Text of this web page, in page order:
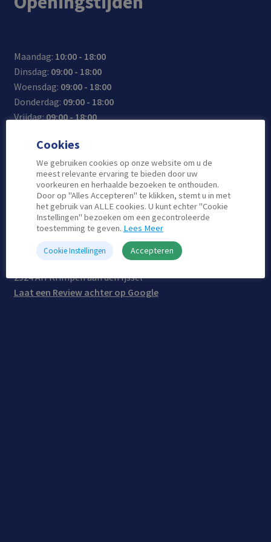
Maandag: 10:00 - 18:00
Dinsdag: 09:00 - 18:00
Woensdag: 09:00 - 18:00
Donderdag: 09:00 - 18:00
Vrijdag:09:00 - 18:00
Zondag:Gesloten
Contact
Telefoon: 0180-515-555
Email: info@atlascomputers.nl
2924 AH Krimpen aan den Ijssel
Laat een Review achter op Google
Cookies
We gebruiken cookies op onze website om u de
meest relevante ervaring te bieden door uw
voorkeuren en herhaalde bezoeken te onthouden.
Door op "Alles Accepteren" te klikken, stemt u in met
het gebruik van ALLE cookies. U kunt echter "Cookie
Instellingen" bezoeken om een gecontroleerde
toestemming te geven. Lees Meer
Cookie Instellingen Accepteren